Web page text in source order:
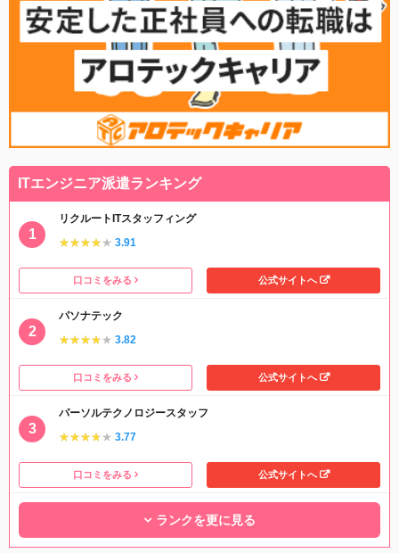
ITエンジニア派遣ランキング
リクルートITスタッフィング
★★★★★
★★★★★ 3.91
口コミをみる 公式サイトへ
パソナテック
★★★★★
★★★★★ 3.82
口コミをみる 公式サイトへ
パーソルテクノロジースタッフ
★★★★★
★★★★★ 3.77
口コミをみる 公式サイトへ
ランクを更に見る